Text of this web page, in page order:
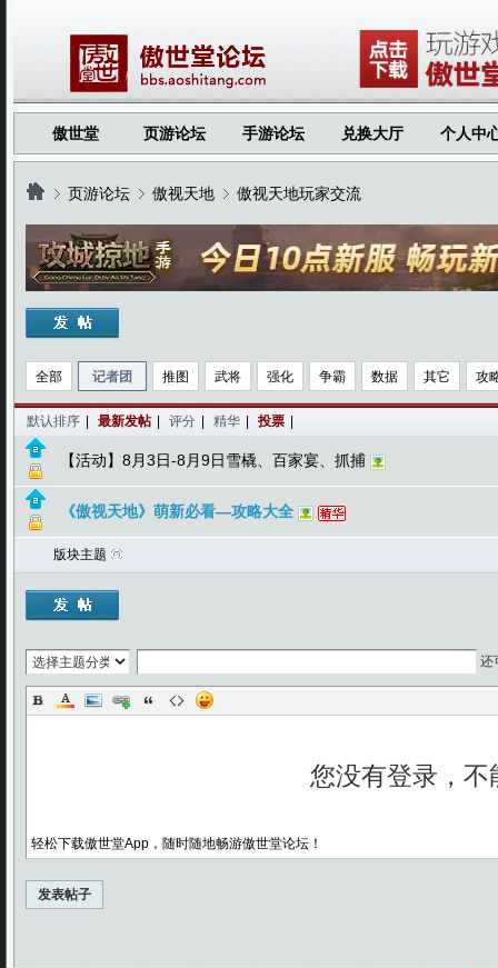
傲世堂 页游论坛 手游论坛 兑换大厅 个人中
›
页游论坛
›
傲视天地
›
傲视天地玩家交流
全部 记者团 推图 武将 强化 争霸 数据 其它 攻
默认排序 最新发帖 评分 精华 投票
【活动】8月3日-8月9日雪橇、百家宴、抓捕
《傲视天地》萌新必看—攻略大全
版块主题
还
轻松下载傲世堂App，随时随地畅游傲世堂论坛！
发表帖子